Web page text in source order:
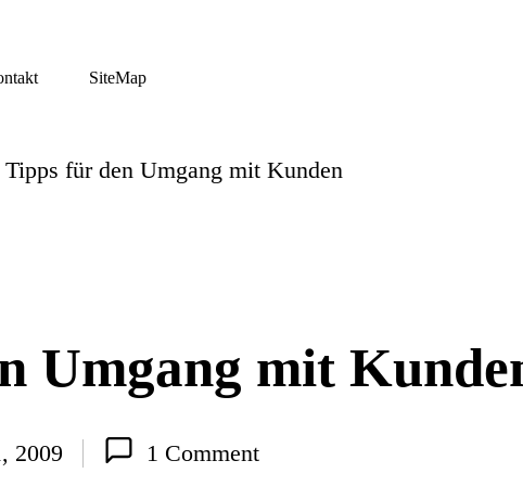
SiteMap
Tipps für den Umgang mit Kunden
Umgang mit
2009 1 Comment